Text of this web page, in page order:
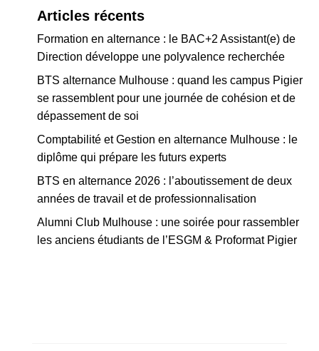
Articles récents
Formation en alternance : le BAC+2 Assistant(e) de
Direction développe une polyvalence recherchée
BTS alternance Mulhouse : quand les campus Pigier
se rassemblent pour une journée de cohésion et de
dépassement de soi
Comptabilité et Gestion en alternance Mulhouse : le
diplôme qui prépare les futurs experts
BTS en alternance 2026 : l’aboutissement de deux
années de travail et de professionnalisation
Alumni Club Mulhouse : une soirée pour rassembler
les anciens étudiants de l’ESGM & Proformat Pigier